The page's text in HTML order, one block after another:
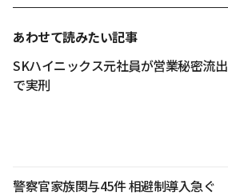
あわせて読みたい記事
SKハイニックス元社員が営業秘密流出
で実刑
警察官家族関与45件 相避制導入急ぐ